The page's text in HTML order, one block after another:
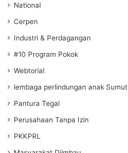
National
Cerpen
Industri & Perdagangan
#10 Program Pokok
Webtorial
lembaga perlindungan anak Sumut
Pantura Tegal
Perusahaan Tanpa Izin
PKKPRL